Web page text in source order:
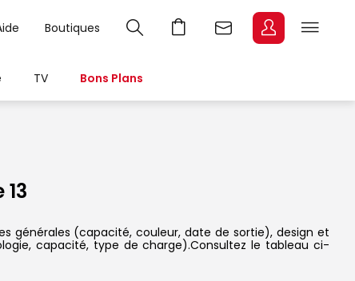
Boutiques
TV Bons Plans
générales (capacité, couleur, date de sortie), design et
capacité, type de charge).Consultez le tableau ci-